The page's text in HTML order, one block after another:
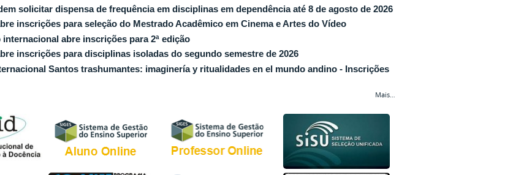
solicitar dispensa de frequência em disciplinas em dependência até 8 de agosto de 2026
inscrições para seleção do Mestrado Acadêmico em Cinema e Artes do Vídeo
internacional abre inscrições para 2ª edição
inscrições para disciplinas isoladas do segundo semestre de 2026
Santos trashumantes: imaginería y ritualidades en el mundo andino - Inscrições
Mais…